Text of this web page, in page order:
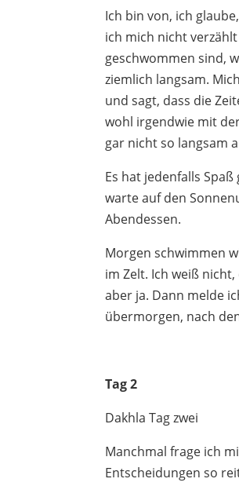
Ich bin von, ich
ich mich nicht
geschwommen sind,
ziemlich langsam.
und sagt, dass die
wohl irgendwie mit
gar nicht so langsam
Es hat jedenfalls
warte auf den
Abendessen.
Morgen schwimmen
im Zelt. Ich weiß
aber ja. Dann melde
übermorgen, nach
Tag 2
Dakhla Tag zwei
Manchmal frage ich
Entscheidungen so